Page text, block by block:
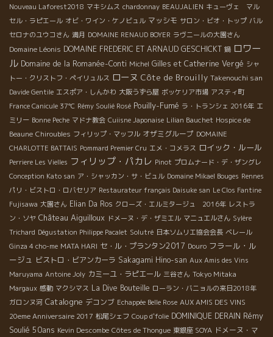
Nouveau Laforest2018 マキシムス chardonnay BEAUJALIEN キューヴェ マル
セル・ラピエール オビ・ワイン・ケノビュル マッシモ サロン・ビオ・トップ バル
セロナのユウコさん 満月 DOMAINE RENAUD BOYER ラヴニールの大園さん
Domaine Léonis DOMAINE FREDERIC ET ARNAUD GESCHICKT 鍋 ロワー
ル Domaine de la Romanée-Conti Michel Gilles et Catherine Vergé シャ
トー・クリストフ・ペイリュルス ローヌ Côte de Brouilly Takenouchi san
Davide Gentile エスポア・しんかわ 大阪うずら屋 ボッケリア市場 アスティ町
France Canicule 37℃ Rémy Soulié Rosé Pouilly-Fumé ラ・トランシェ 2016年 エ
ミリー Bonne Peche マドナ教会 Cuiisne Japonaise Lilian Bauchet Hospice de
Beaune Chiroubles フィリップ・マッフル オザミグループ DOMAINE
CHARLOTTE BATTAIS Pommard Premier Cru エメ・コメラス ロイック・ルール
Perriere Les Vielles フィリップ・パカレ Pinot プロムナード・デ・ザングレ
Conception Kato san ア・シャッカン・サ・ビュル Domaine Mikael Bouges Rennes
パリ・ビストロ・ロバセリア Restaurateur français Daisuke san Le Clos Fantine
Fujisawa 大園さん Elian Da Ros クローズ・エルミタージュ 2016年 レストラ
ン・ソヤ Château Aiguilloux ドメーヌ・デ・ザミエル マニュエルさん Sylère
Trichard Dégustation Philippe Pacalet Solutré 日本ソムリエ協会会長 ベレール
Ginza 4 cho-me MATA HARI セ・ル・プランタン2017 Douro フラール・ル
ージュ ビストロ・ビアンカーラ Sakagami Hino-san Aux Amis des Vins
Maruyama Antoine Joly カミーユ・ラピエール 三谷さん Tokyo Mitaka
Margaux 感動 マクシマス La Dive Bouteille ローラン・バニョルの来日2018年
ガロンヌ河 Catalogne デコンブ Echappée Belle Rose AUX AMIS DES VINS
20eme Anniversaire 2017 松尾シェフ Coup d'folie DOMINIQUE DERAIN Rémy
Soulié 50ans Kevin Descombe Côtes de Thongue 東銀座 SOYA ドメーヌ・マ